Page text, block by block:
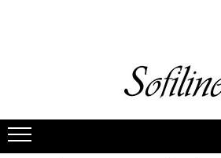
Valódi bőr
Hátizsákok